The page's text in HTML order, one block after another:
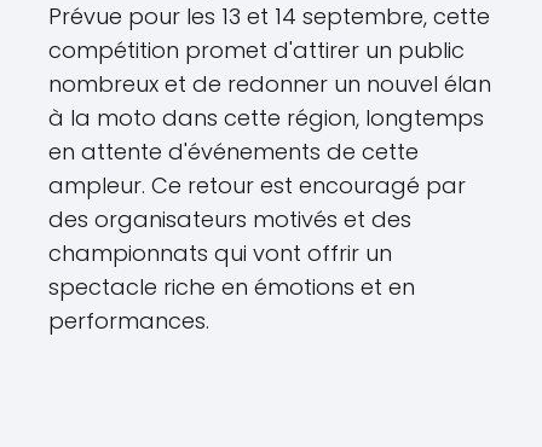
Prévue pour les 13 et 14 septembre, cette
compétition promet d'attirer un public
nombreux et de redonner un nouvel élan
à la moto dans cette région, longtemps
en attente d'événements de cette
ampleur. Ce retour est encouragé par
des organisateurs motivés et des
championnats qui vont offrir un
spectacle riche en émotions et en
performances.